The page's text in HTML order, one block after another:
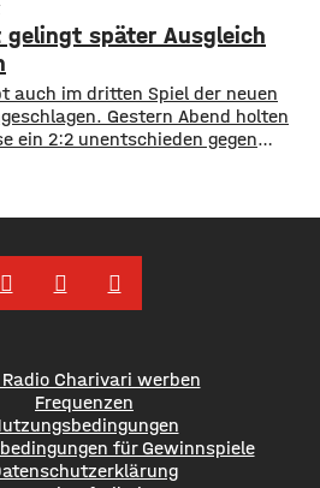
digitale
Dort werden alle 35 Schulen
mit einer Vielzahl von Daten
vergleichbar gemacht. ​So
die Anzahl der
später Ausgleich
auch im dritten Spiel der neuen
Gestern Abend holten
ein 2:2 unentschieden gegen
Charivari werben
Frequenzen
für Gewinnspiele